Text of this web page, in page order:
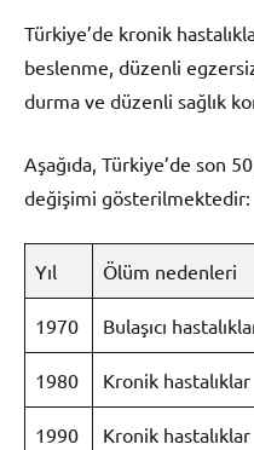
Türkiye’de kronik
beslenme, düzenli
durma ve düzenli sağlık
Aşağıda, Türkiye’de son
değişimi gösterilmektedir:
Yıl Ölüm nedenleri
1970 Bulaşıcı
1980 Kronik hastalıklar
1990 Kronik hastalıklar